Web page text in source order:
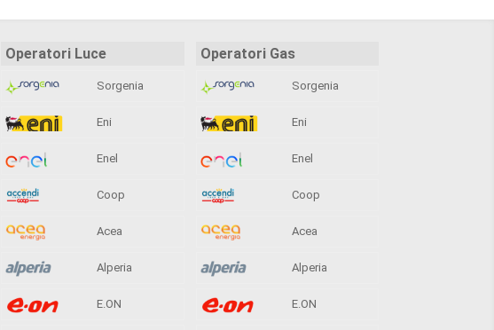
Operatori Luce
Sorgenia
Eni
Enel
Coop
Acea
Alperia
E.ON
Operatori Gas
Sorgenia
Eni
Enel
Coop
Acea
Alperia
E.ON